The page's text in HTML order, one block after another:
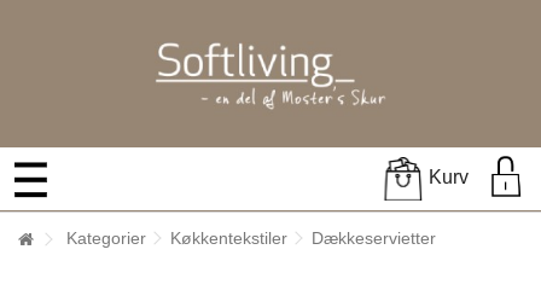
Kurv
Kategorier Køkkentekstiler Dækkeservietter